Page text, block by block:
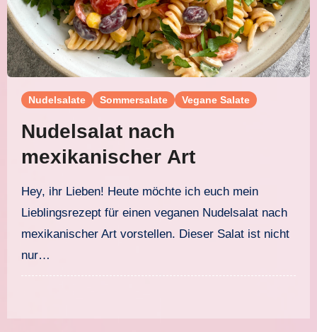
Nudelsalate Sommersalate Vegane Salate
Nudelsalat nach
mexikanischer Art
Hey, ihr Lieben! Heute möchte ich euch mein
Lieblingsrezept für einen veganen Nudelsalat nach
mexikanischer Art vorstellen. Dieser Salat ist nicht
nur…